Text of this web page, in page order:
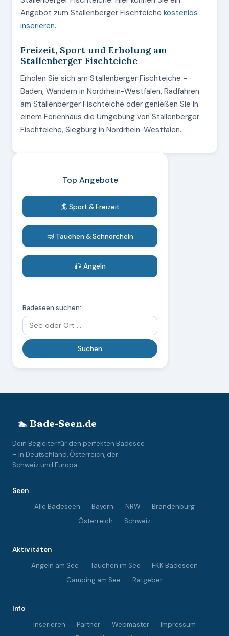
Angebot zum Stallenberger Fischteiche kostenlos
inserieren.
Freizeit, Sport und Erholung am
Stallenberger Fischteiche
Erholen Sie sich am Stallenberger Fischteiche -
Baden, Wandern in Nordrhein-Westfalen, Radfahren
am Stallenberger Fischteiche oder genießen Sie in
einem Ferienhaus die Umgebung von Stallenberger
Fischteiche, Siegburg in Nordrhein-Westfalen.
Top Angebote
🏄 Sport & Freizeit
🤿 Tauchen & Schnorcheln
🎣 Angeln
Badeseen suchen:
🏊 Bade-Seen.de
Dein Begleiter für den perfekten Badesee
– in Deutschland, Österreich, der
Schweiz und Europa.
Seen
Alle Badeseen
Bayern NRW
Brandenburg
Österreich
Schweiz
Aktivitäten
Angeln am See
Tauchen im See
FKK Badeseen
Camping am See
Ratgeber
Info
Inserieren
Partner Webmaster
Impressum